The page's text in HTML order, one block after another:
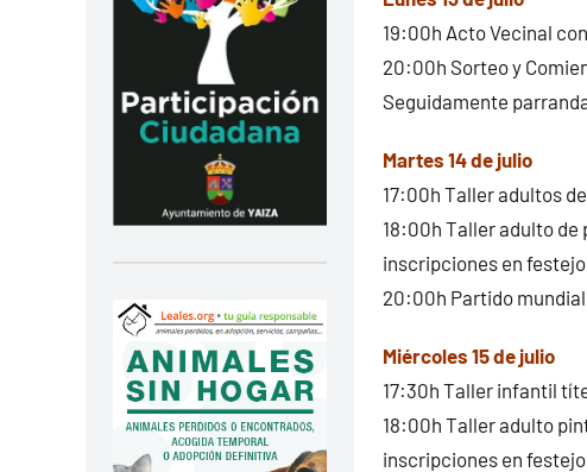
19:00h Acto Vecinal
20:00h Sorteo y
Seguidamente
Martes 14 de julio
17:00h Taller adultos
18:00h Taller adulto de
inscripciones en
20:00h Partido
Miércoles 15 de julio
17:30h Taller infantil
18:00h Taller adulto
inscripciones en